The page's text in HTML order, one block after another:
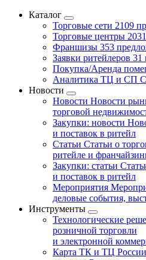
Каталог
Торговые сети 2109
Торговые центры
Франшизы 353
Заявки ритейлеров 31
Покупка/Аренда
Аналитика ТЦ и СП
Новости
Новости Новости
торговой
Закупки: новости
и поставок в ритейл
Статьи Статьи о
ритейле и
Закупки: статьи
и поставок в ритейл
Мероприятия
деловые события,
Инструменты
Технологические
розничной торговли
и электронной
Карта ТК и ТЦ России